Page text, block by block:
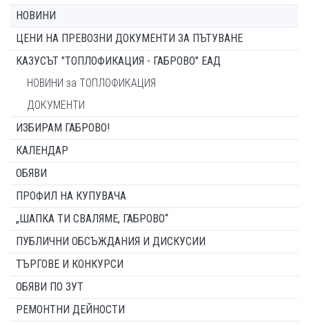
НОВИНИ
ЦЕНИ НА ПРЕВОЗНИ ДОКУМЕНТИ ЗА ПЪТУВАНЕ
КАЗУСЪТ "ТОПЛОФИКАЦИЯ - ГАБРОВО" ЕАД
НОВИНИ за ТОПЛОФИКАЦИЯ
ДОКУМЕНТИ
ИЗБИРАМ ГАБРОВО!
КАЛЕНДАР
ОБЯВИ
ПРОФИЛ НА КУПУВАЧА
„ШАПКА ТИ СВАЛЯМЕ, ГАБРОВО“
ПУБЛИЧНИ ОБСЪЖДАНИЯ И ДИСКУСИИ
ТЪРГОВЕ И КОНКУРСИ
ОБЯВИ ПО ЗУТ
РЕМОНТНИ ДЕЙНОСТИ